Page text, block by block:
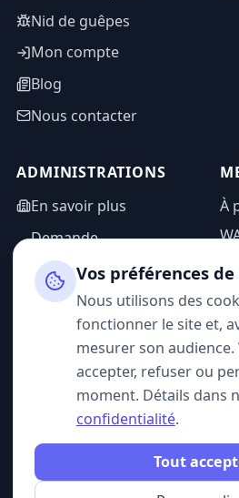
Nid de guêpes
Mon compte
Blog
Nous contacter
ADMINISTRATIONS
En savoir plus
Demande
d'information
Espace admin
À
SUIVEZ-NOUS
Vos préférences
Nous utilisons des
fonctionner le site et,
mesurer son audience.
accepter, refuser ou
moment. Détails dans
confidentialité.
Tout